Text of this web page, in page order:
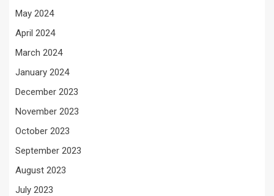
May 2024
April 2024
March 2024
January 2024
December 2023
November 2023
October 2023
September 2023
August 2023
July 2023